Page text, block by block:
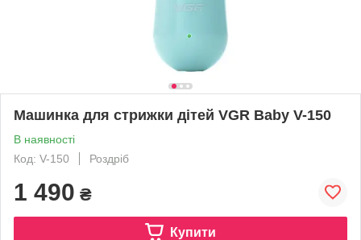
Машинка для стрижки дітей VGR Baby V-150
В наявності
Код: V-150
Роздріб
1 490 ₴
Купити